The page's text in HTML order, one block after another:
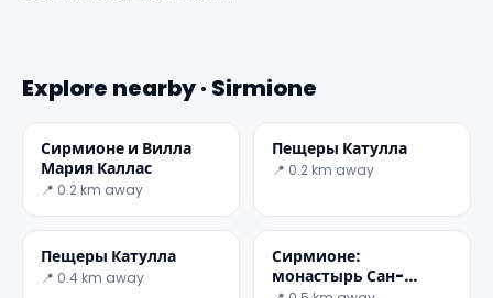
Explore nearby · Sirmione
Сирмионе и Вилла
Мария Каллас
📍 0.2 km away
Пещеры Катулла
📍 0.2 km away
Пещеры Катулла
📍 0.4 km away
Сирмионе:
монастырь Сан-